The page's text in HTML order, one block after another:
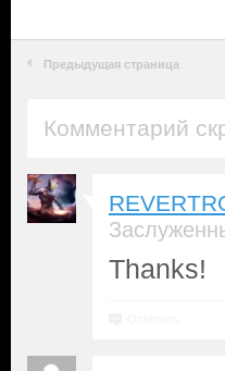
Предыдущая страница
Комментарий
Thanks!